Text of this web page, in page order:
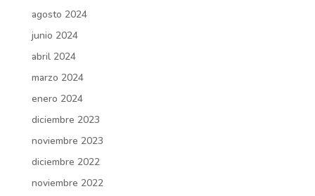
agosto 2024
junio 2024
abril 2024
marzo 2024
enero 2024
diciembre 2023
noviembre 2023
diciembre 2022
noviembre 2022